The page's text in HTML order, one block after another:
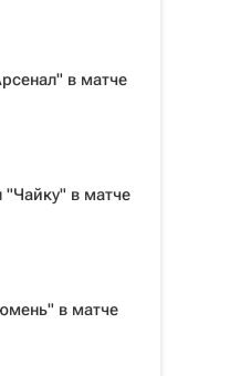
в матче
в матче
в матче